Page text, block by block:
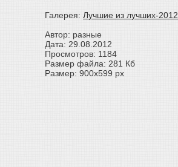
Галерея: Лучшие из лучших-2012
Автор: разные
Дата: 29.08.2012
Просмотров: 1184
Размер файла: 281 Кб
Размер: 900x599 px